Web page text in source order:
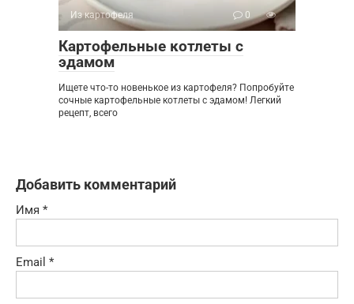
Из картофеля 0
Картофельные котлеты с
эдамом
Ищете что-то новенькое из картофеля? Попробуйте
сочные картофельные котлеты с эдамом! Легкий
рецепт, всего
Добавить комментарий
Имя *
Email *